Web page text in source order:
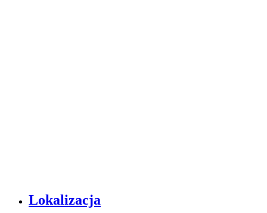
Lokalizacja